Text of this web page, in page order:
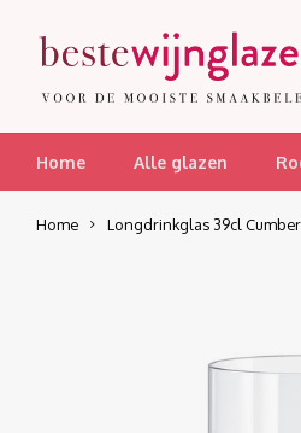
Home Alle glazen
Home Longdrinkglas 39cl